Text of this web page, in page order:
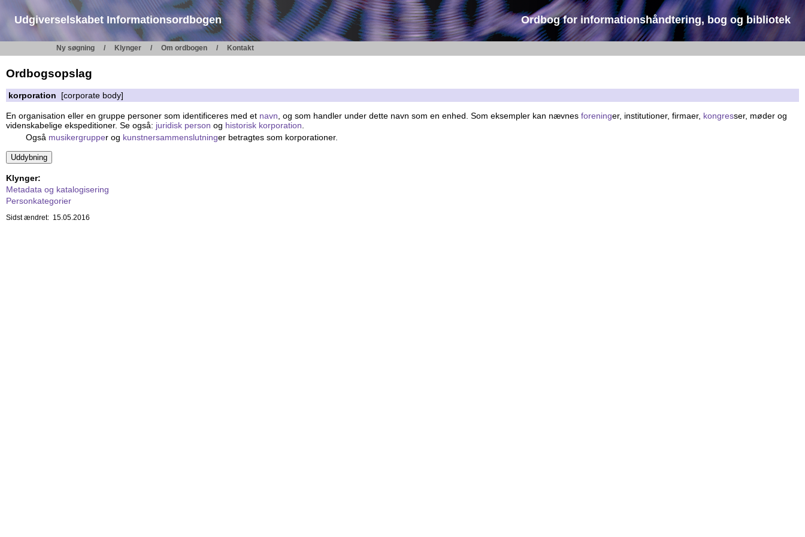
Udgiverselskabet Informationsordbogen Ordbog for informationshåndtering, bog og bibliotek
Ny søgning Klynger Om ordbogen Kontakt
Ordbogsopslag
korporation [corporate body]
En organisation eller en gruppe personer som identificeres med et navn , og som handler under dette navn som en enhed. Som eksempler kan nævnes foreninger, institutioner, firmaer, kongresser, møder og
videnskabelige ekspeditioner. Se også: juridisk person og historisk korporation
Også musikergrupper og kunstnersammenslutninger betragtes som korporationer.
Klynger:
Metadata og katalogisering
Personkategorier
Sidst ændret: 15.05.2016